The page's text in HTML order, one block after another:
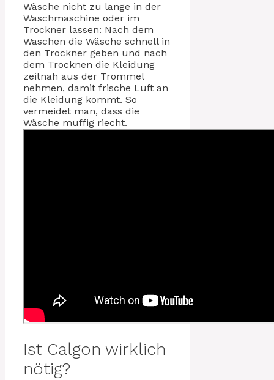
Wäsche nicht zu lange in der
Waschmaschine oder im
Trockner lassen: Nach dem
Waschen die Wäsche schnell in
den Trockner geben und nach
dem Trocknen die Kleidung
zeitnah aus der Trommel
nehmen, damit frische Luft an
die Kleidung kommt. So
vermeidet man, dass die
Wäsche muffig riecht.
Ist Calgon wirklich
nötig?